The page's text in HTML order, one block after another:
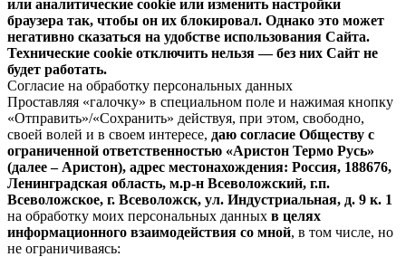
или аналитические cookie или изменить настройки
браузера так, чтобы он их блокировал. Однако это может
негативно сказаться на удобстве использования Сайта.
Технические cookie отключить нельзя — без них Сайт не
будет работать.
Согласие на обработку персональных данных
Проставляя «галочку» в специальном поле и нажимая кнопку
«Отправить»/«Сохранить» действуя, при этом, свободно,
своей волей и в своем интересе, даю согласие Обществу с
ограниченной ответственностью «Аристон Термо Русь»
(далее – Аристон), адрес местонахождения: Россия, 188676,
Ленинградская область, м.р-н Всеволожский, г.п.
Всеволожское, г. Всеволожск, ул. Индустриальная, д. 9 к. 1
на обработку моих персональных данных в целях
информационного взаимодействия со мной, в том числе, но
не ограничиваясь: